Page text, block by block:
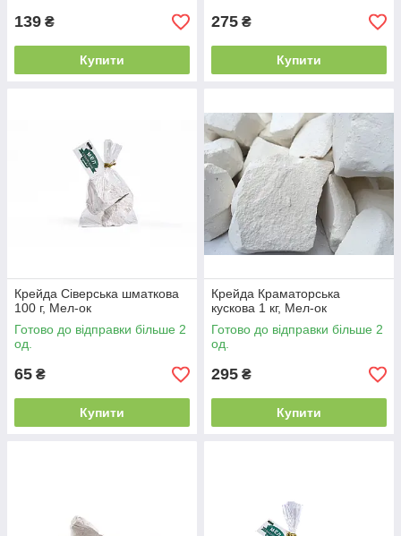
139 ₴
Купити
275 ₴
Купити
Крейда Сіверська шматкова
100 г, Мел-ок
Готово до відправки більше 2
од.
65 ₴
Купити
Крейда Краматорська
кускова 1 кг, Мел-ок
Готово до відправки більше 2
од.
295 ₴
Купити